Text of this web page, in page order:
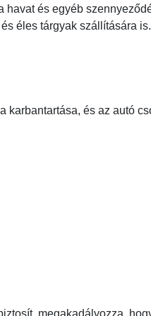
és egyéb
éles tárgyak szállítására is.
és az autó